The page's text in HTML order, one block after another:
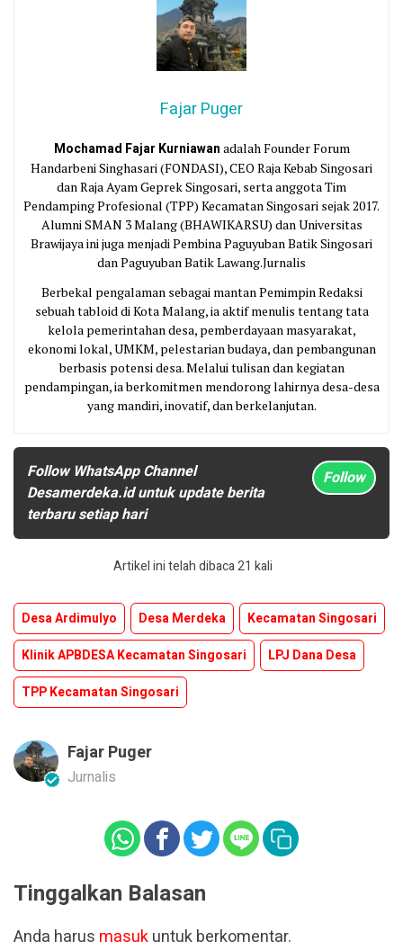
Fajar Puger
Mochamad Fajar Kurniawan adalah Founder Forum
Handarbeni Singhasari (FONDASI), CEO Raja Kebab Singosari
dan Raja Ayam Geprek Singosari, serta anggota Tim
Pendamping Profesional (TPP) Kecamatan Singosari sejak 2017.
Alumni SMAN 3 Malang (BHAWIKARSU) dan Universitas
Brawijaya ini juga menjadi Pembina Paguyuban Batik Singosari
dan Paguyuban Batik Lawang.Jurnalis
Berbekal pengalaman sebagai mantan Pemimpin Redaksi
sebuah tabloid di Kota Malang, ia aktif menulis tentang tata
kelola pemerintahan desa, pemberdayaan masyarakat,
ekonomi lokal, UMKM, pelestarian budaya, dan pembangunan
berbasis potensi desa. Melalui tulisan dan kegiatan
pendampingan, ia berkomitmen mendorong lahirnya desa-desa
yang mandiri, inovatif, dan berkelanjutan.
Follow WhatsApp Channel
Desamerdeka.id untuk update berita
terbaru setiap hari
Follow
Artikel ini telah dibaca 21 kali
Desa Ardimulyo Desa Merdeka
Kecamatan Singosari
Klinik APBDESA Kecamatan Singosari
LPJ Dana Desa
TPP Kecamatan Singosari
Fajar Puger
Jurnalis
Tinggalkan Balasan
Anda harus masukuntuk berkomentar.